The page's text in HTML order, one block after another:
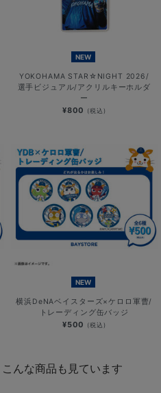
NEW
YOKOHAMA STAR☆NIGHT 2026/
選手ビジュアル/アクリルキーホルダ
ー
¥800 (税込)
NEW
横浜DeNAベイスターズ×ケロロ軍曹/
トレーディング缶バッジ
¥500 (税込)
んな商品も見ています